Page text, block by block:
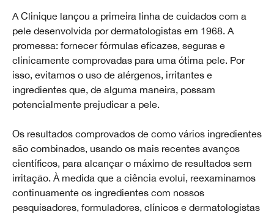
A Clinique lançou a primeira linha de cuidados com a
pele desenvolvida por dermatologistas em 1968. A
promessa: fornecer fórmulas eficazes, seguras e
clinicamente comprovadas para uma ótima pele. Por
isso, evitamos o uso de alérgenos, irritantes e
ingredientes que, de alguma maneira, possam
potencialmente prejudicar a pele.
Os resultados comprovados de como vários ingredientes
são combinados, usando os mais recentes avanços
científicos, para alcançar o máximo de resultados sem
irritação. À medida que a ciência evolui, reexaminamos
continuamente os ingredientes com nossos
pesquisadores, formuladores, clínicos e dermatologistas